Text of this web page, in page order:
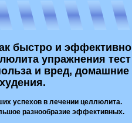
быстро и эффективно
упражнения тест
и вред, домашние
успехов в лечении целлюлита.
разнообразие эффективных.